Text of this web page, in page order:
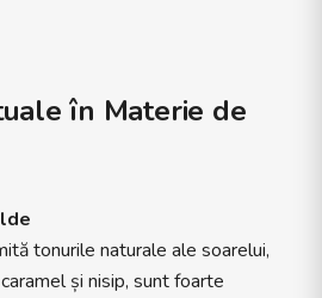
în Materie de
tonurile naturale ale soarelui,
și nisip, sunt foarte